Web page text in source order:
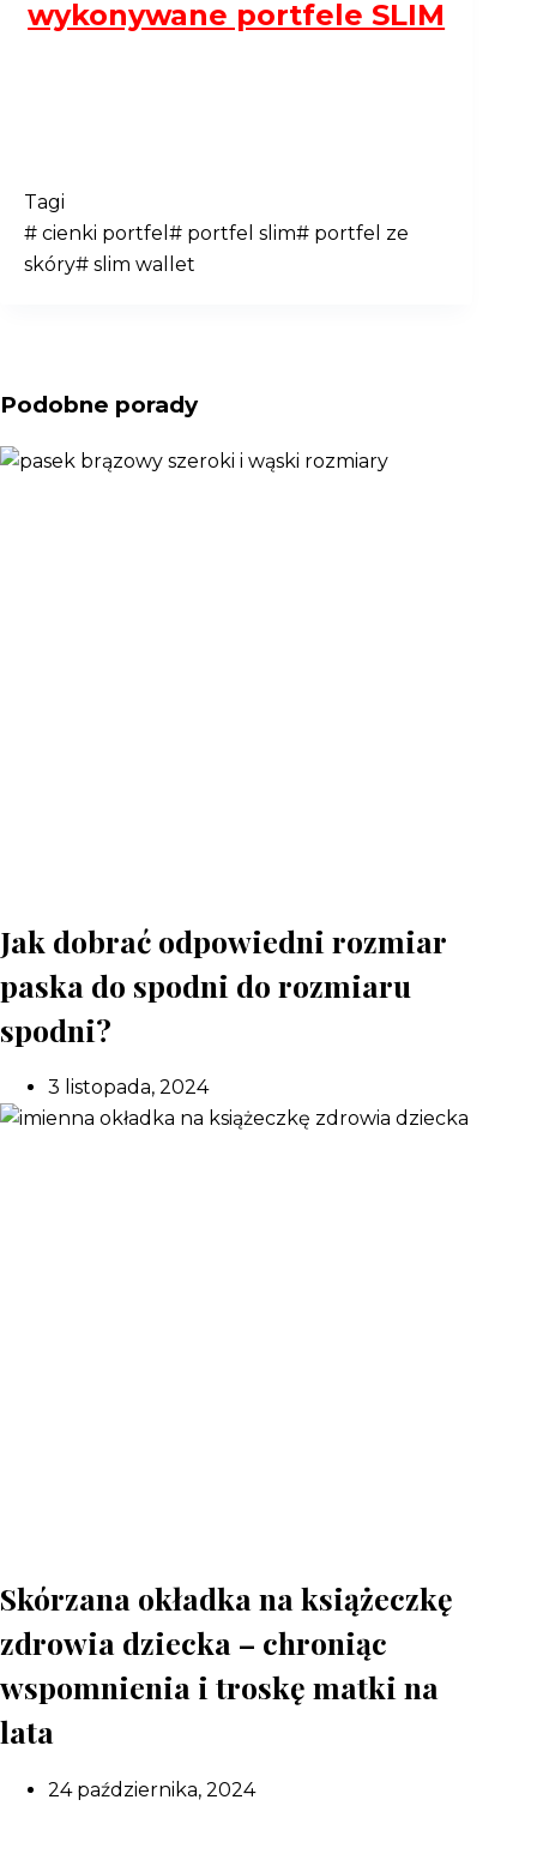
wykonywane portfele SLIM
Tagi
# cienki portfel # portfel slim# portfel ze
skóry# slim wallet
Podobne porady
Jak dobrać odpowiedni rozmiar
paska do spodni do rozmiaru
spodni?
3 listopada, 2024
Skórzana okładka na książeczkę
zdrowia dziecka – chroniąc
wspomnienia i troskę matki na
lata
24 października, 2024